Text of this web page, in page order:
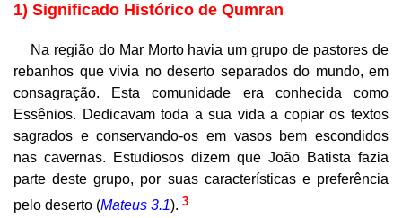
1) Significado Histórico de Qumran
Na região do Mar Morto havia um grupo de pastores de
rebanhos que vivia no deserto separados do mundo, em
consagração. Esta comunidade era conhecida como
Essênios. Dedicavam toda a sua vida a copiar os textos
sagrados e conservando-os em vasos bem escondidos
nas cavernas. Estudiosos dizem que João Batista fazia
parte deste grupo, por suas características e preferência
pelo deserto (Mateus 3.1). 3